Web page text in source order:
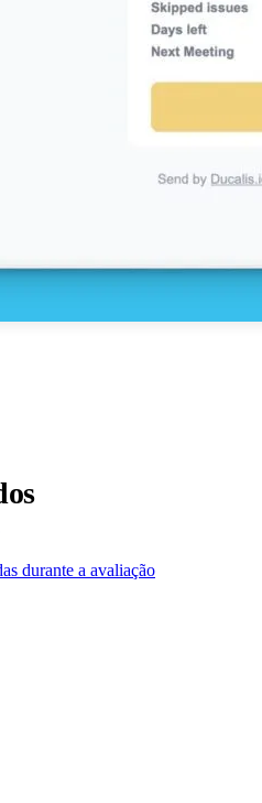
durante a avaliação